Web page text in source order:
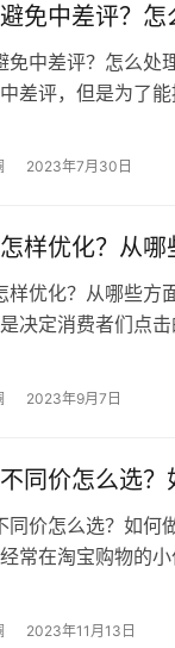
免中差评？怎
免中差评？怎么
差评，但是为了
2023年7月30日
样优化？从哪
样优化？从哪些
决定消费者们点
2023年9月7日
同价怎么选？
同价怎么选？如
常在淘宝购物的
2023年11月13日